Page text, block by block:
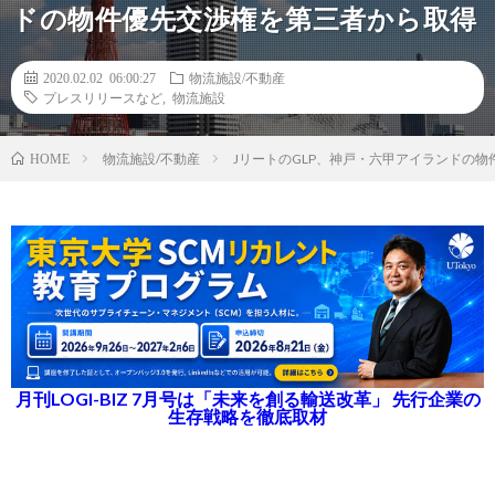
ドの物件優先交渉権を第三者から取得
2020.02.02 06:00:27
物流施設/不動産
プレスリリースなど
物流施設
HOME 物流施設/不動産 JリートのGLP、神戸・六甲アイランドの
月刊LOGI-BIZ 7月号は「未来を創る輸送改革」 先行企業の
生存戦略を徹底取材